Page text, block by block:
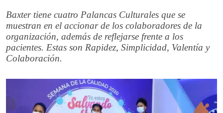
Baxter tiene cuatro Palancas Culturales que se
muestran en el accionar de los colaboradores de la
organización, además de reflejarse frente a los
pacientes. Estas son Rapidez, Simplicidad, Valentía y
Colaboración.